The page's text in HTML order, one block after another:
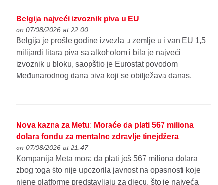
Belgija najveći izvoznik piva u EU
on 07/08/2026 at 22:00
Belgija je prošle godine izvezla u zemlje u i van EU 1,5
milijardi litara piva sa alkoholom i bila je najveći
izvoznik u bloku, saopštio je Eurostat povodom
Međunarodnog dana piva koji se obilježava danas.
Nova kazna za Metu: Moraće da plati 567 miliona
dolara fondu za mentalno zdravlje tinejdžera
on 07/08/2026 at 21:47
Kompanija Meta mora da plati još 567 miliona dolara
zbog toga što nije upozorila javnost na opasnosti koje
njene platforme predstavljaju za djecu, što je najveća